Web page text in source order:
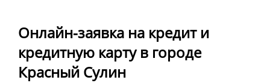
Онлайн-заявка на кредит и
кредитную карту в городе
Красный Сулин